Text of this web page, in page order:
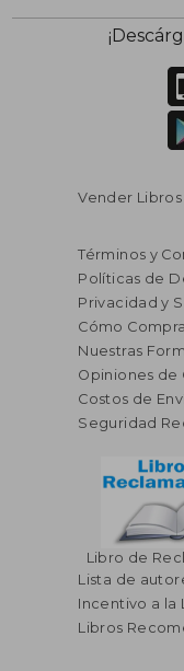
Vender
Términos y
Políticas de
Privacidad y
Cómo
Nuestras
Opiniones de
Costos de
Seguridad
Libro de
Lista de
Incentivo a la
Libros